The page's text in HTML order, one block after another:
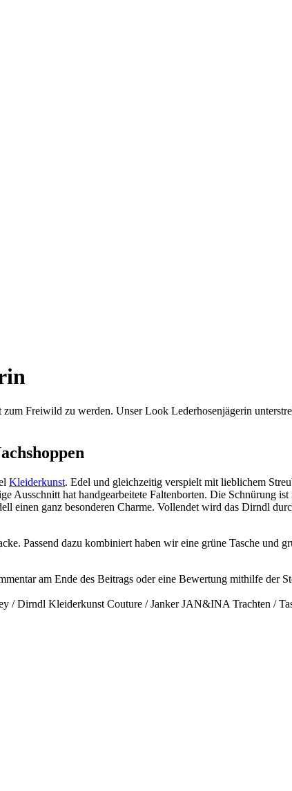
Freiwild zu werden. Unser Look Lederhosenjägerin
Kleiderkunst. Edel und gleichzeitig verspielt mit lieblichem
Ausschnitt hat handgearbeitete Faltenborten. Die Schnürung
einen ganz besonderen Charme. Vollendet wird das Dirndl
Passend dazu kombiniert haben wir eine grüne Tasche und
am Ende des Beitrags oder eine Bewertung mithilfe der
/ Dirndl Kleiderkunst Couture / Janker JAN&INA Trachten /